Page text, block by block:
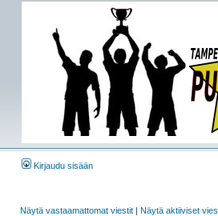
Kirjaudu sisään
Näytä vastaamattomat viestit | Näytä aktiiviset